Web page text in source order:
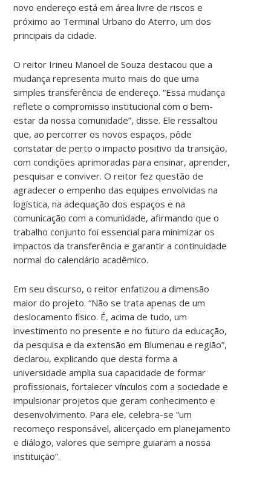
novo endereço está em área livre de riscos e
próximo ao Terminal Urbano do Aterro, um dos
principais da cidade.
O reitor Irineu Manoel de Souza destacou que a
mudança representa muito mais do que uma
simples transferência de endereço. “Essa mudança
reflete o compromisso institucional com o bem-
estar da nossa comunidade”, disse. Ele ressaltou
que, ao percorrer os novos espaços, pôde
constatar de perto o impacto positivo da transição,
com condições aprimoradas para ensinar, aprender,
pesquisar e conviver. O reitor fez questão de
agradecer o empenho das equipes envolvidas na
logística, na adequação dos espaços e na
comunicação com a comunidade, afirmando que o
trabalho conjunto foi essencial para minimizar os
impactos da transferência e garantir a continuidade
normal do calendário acadêmico.
Em seu discurso, o reitor enfatizou a dimensão
maior do projeto. “Não se trata apenas de um
deslocamento físico. É, acima de tudo, um
investimento no presente e no futuro da educação,
da pesquisa e da extensão em Blumenau e região”,
declarou, explicando que desta forma a
universidade amplia sua capacidade de formar
profissionais, fortalecer vínculos com a sociedade e
impulsionar projetos que geram conhecimento e
desenvolvimento. Para ele, celebra-se “um
recomeço responsável, alicerçado em planejamento
e diálogo, valores que sempre guiaram a nossa
instituição”.